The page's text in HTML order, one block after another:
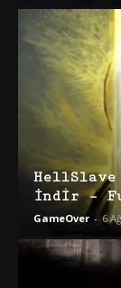
HellSlave
İndir –
GameOver - 6